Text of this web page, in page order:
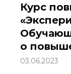
Курс
о
03.06.2023